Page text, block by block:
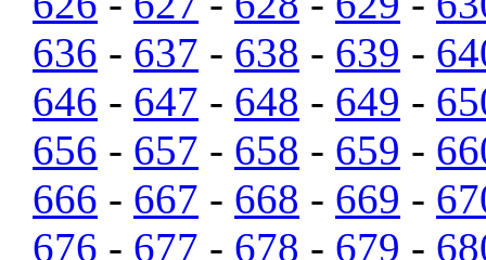
636 - 637 - 638 - 639 -
646 - 647 - 648 - 649 -
656 - 657 - 658 - 659 -
666 - 667 - 668 - 669 -
676 - 677 - 678 - 679 -